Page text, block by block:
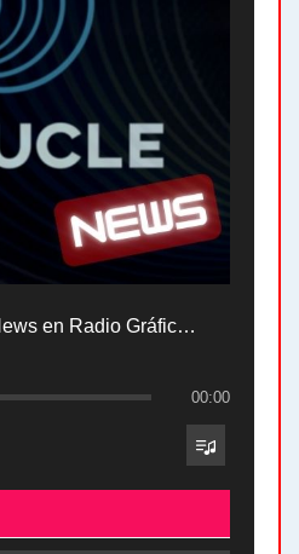
El Bucle News en Radio Gráfica. Bloque 2 . 28.04.24
00:00
El Bucle News en Radio Gráfica. Bloque 2 . 28.04.24 - Jorge Gres